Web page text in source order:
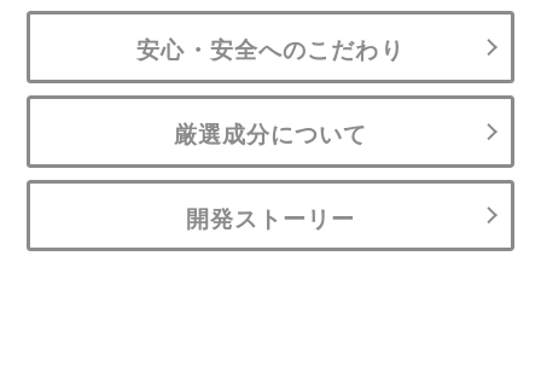
安心・安全へのこだわり
厳選成分について
開発ストーリー